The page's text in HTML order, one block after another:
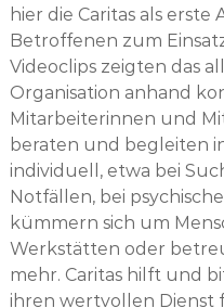
hier die Caritas als
Betroffenen zum
Videoclips zeigten das
Organisation anhand
Mitarbeiterinnen und
beraten und begleiten
individuell, etwa bei
Notfällen, bei
kümmern sich um
Werkstätten oder
mehr. Caritas hilft und
ihren wertvollen Dienst